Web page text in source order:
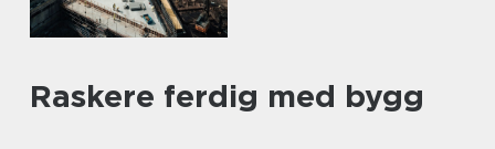
Raskere ferdig med bygg